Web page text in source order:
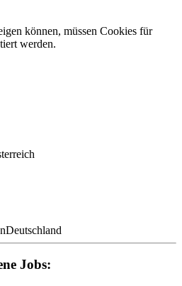
können, müssen Cookies für
werden.
Deutschland
Jobs: